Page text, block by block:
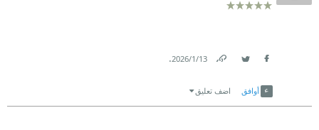
13‏/1‏/2026
.
أوافق اضف تعليق